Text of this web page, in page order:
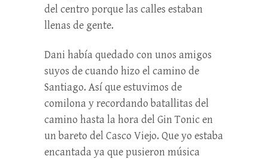
del centro porque las calles estaban
llenas de gente.
Dani había quedado con unos amigos
suyos de cuando hizo el camino de
Santiago. Así que estuvimos de
comilona y recordando batallitas del
camino hasta la hora del Gin Tonic en
un bareto del Casco Viejo. Que yo estaba
encantada ya que pusieron música